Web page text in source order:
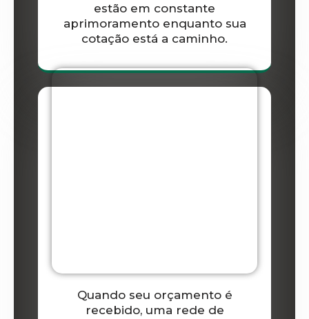
estão em constante
aprimoramento enquanto sua
cotação está a caminho.
Quando seu orçamento é
recebido, uma rede de